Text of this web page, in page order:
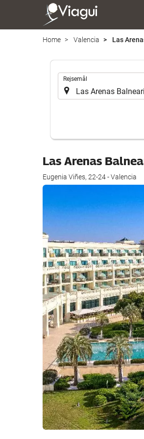
Home Valencia Las
Rejsemål
Las Arenas
Eugenia Viñes, 22-24 - Valencia